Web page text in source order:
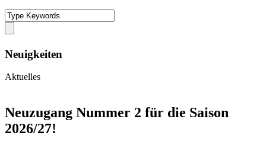
Neuigkeiten
Aktuelles
Neuzugang Nummer 2 für die Saison
2026/27!